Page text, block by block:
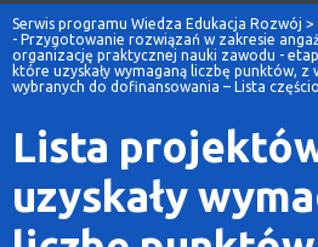
Serwis programu Wiedza Edukacja Rozwój >
- Przygotowanie rozwiązań w zakresie
organizację praktycznej nauki zawodu - etap
które uzyskały wymaganą liczbę punktów,
wybranych do dofinansowania – Lista
Lista
uzyskały